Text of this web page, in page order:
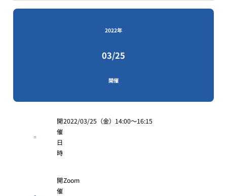
2022年
03/25
開催
開
催
日
時
2022/03/25（金）14:00～16:15
開
催
Zoom